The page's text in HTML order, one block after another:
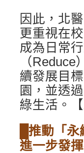
因此，北
更重視在
成為日常
（
續發展目
園，並透
綠生活。
█推動「
進一步發